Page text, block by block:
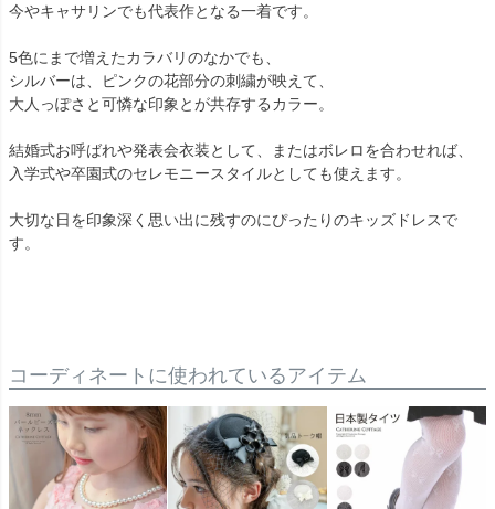
今やキャサリンでも代表作となる一着です。
5色にまで増えたカラバリのなかでも、
シルバーは、ピンクの花部分の刺繍が映えて、
大人っぽさと可憐な印象とが共存するカラー。
結婚式お呼ばれや発表会衣装として、またはボレロを合わせれば、
入学式や卒園式のセレモニースタイルとしても使えます。
大切な日を印象深く思い出に残すのにぴったりのキッズドレスで
す。
コーディネートに使われているアイテム